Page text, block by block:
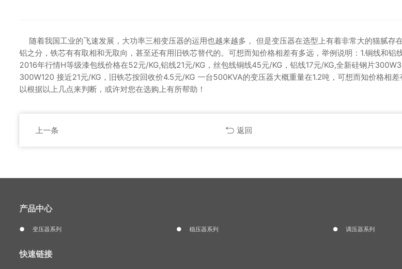
随着我国工业的飞速发展，大功率三相变压器的运用也越来越多， 但是变压器在选型上有着非常大的猫腻存
铝之分，铁芯有有取相和无取向，甚至还有用旧铁芯替代的。可想而知价格相差有多远，举例说明：1.铜线和铝
2016年行情H等级漆包线价格在52元/KG,铝线21元/KG，丝包线铜线45元/KG，铝线17元/KG,全新硅钢片
300W120 接近21元/KG，旧铁芯按回收价4.5元/KG 一台500KVA的变压器大概重量在1.2吨，可想而知价格相
以根据以上几点来判断，或许对您在选购上有所帮助！
上一条 返回
产品中心
变压器系列 稳压器系列 调压器系列
快速链接